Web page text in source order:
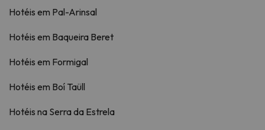
Hotéis em Pal-Arinsal
Hotéis em Baqueira Beret
Hotéis em Formigal
Hotéis em Boí Taüll
Hotéis na Serra da Estrela